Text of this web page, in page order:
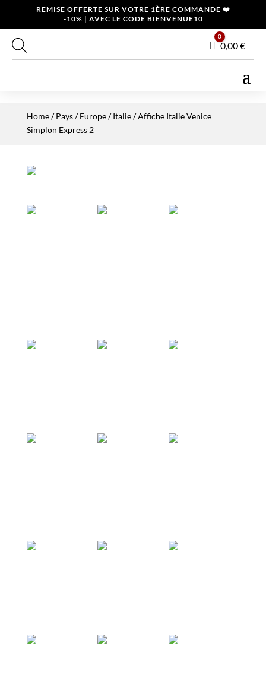
REMISE OFFERTE SUR VOTRE 1ÈRE COMMANDE ❤️
-10% | AVEC LE CODE BIENVENUE10
Panier
0
0,00€
Home/Pays/Europe/Italie/ Affiche Italie Venice
Simplon Express 2